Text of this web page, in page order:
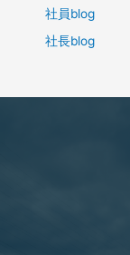
社員blog
社長blog